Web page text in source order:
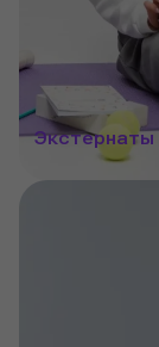
Экстернаты